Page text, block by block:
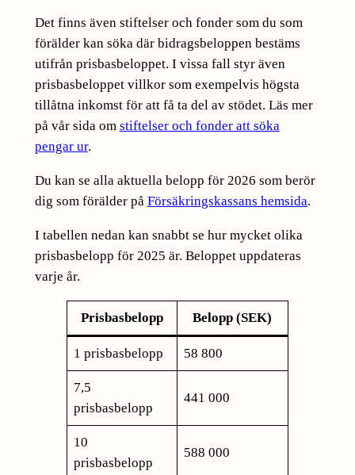
Det finns även stiftelser och fonder som du som
förälder kan söka där bidragsbeloppen bestäms
utifrån prisbasbeloppet. I vissa fall styr även
prisbasbeloppet villkor som exempelvis högsta
tillåtna inkomst för att få ta del av stödet. Läs mer
på vår sida om stiftelser och fonder att söka
pengar ur.
Du kan se alla aktuella belopp för 2026 som berör
dig som förälder på Försäkringskassans hemsida.
I tabellen nedan kan snabbt se hur mycket olika
prisbasbelopp för 2025 är. Beloppet uppdateras
varje år.
Prisbasbelopp Belopp (SEK)
1 prisbasbelopp 58 800
7,5
prisbasbelopp
441 000
10
prisbasbelopp
588 000